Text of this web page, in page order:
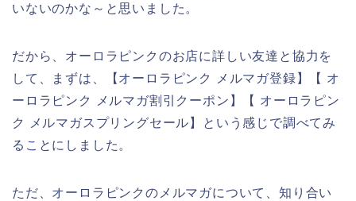
いないのかな～と思いました。
だから、オーロラピンクのお店に詳しい友達と協力を
して、まずは、【オーロラピンク メルマガ登録】【 オ
ーロラピンク メルマガ割引クーポン】【 オーロラピン
ク メルマガスプリングセール】という感じで調べてみ
ることにしました。
ただ、オーロラピンクのメルマガについて、知り合い